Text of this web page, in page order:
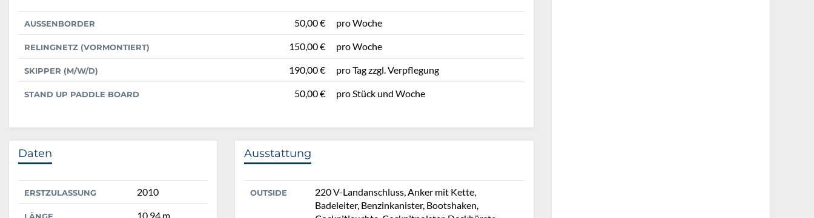
AUSSENBORDER 50,00 € pro Woche
RELINGNETZ (VORMONTIERT) 150,00 € pro Woche
SKIPPER (M/W/D) 190,00 € pro Tag zzgl. Verpflegung
STAND UP PADDLE BOARD 50,00 € pro Stück und Woche
Daten
ERSTZULASSUNG 2010
10,94 m
Ausstattung
OUTSIDE
220 V-Landanschluss, Anker mit Kette,
Badeleiter, Benzinkanister, Bootshaken,